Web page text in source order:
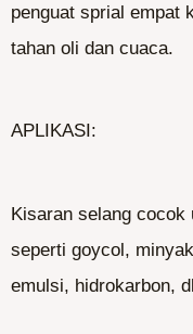
penguat sprial empat
tahan oli dan cuaca.
APLIKASI:
Kisaran selang cocok
seperti goycol,
emulsi, hidrokarbon,